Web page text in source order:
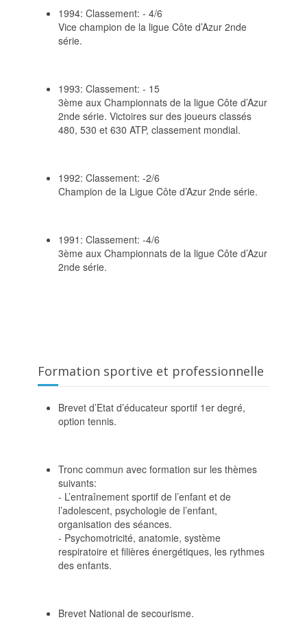
1994: Classement: - 4/6
Vice champion de la ligue Côte d’Azur 2nde
série.
1993: Classement: - 15
3ème aux Championnats de la ligue Côte d’Azur
2nde série. Victoires sur des joueurs classés
480, 530 et 630 ATP, classement mondial.
1992: Classement: -2/6
Champion de la Ligue Côte d’Azur 2nde série.
1991: Classement: -4/6
3ème aux Championnats de la ligue Côte d’Azur
2nde série.
Formation sportive et professionnelle
Brevet d’Etat d’éducateur sportif 1er degré,
option tennis.
Tronc commun avec formation sur les thèmes
suivants:
- L’entraînement sportif de l’enfant et de
l’adolescent, psychologie de l’enfant,
organisation des séances.
- Psychomotricité, anatomie, système
respiratoire et filières énergétiques, les rythmes
des enfants.
Brevet National de secourisme.